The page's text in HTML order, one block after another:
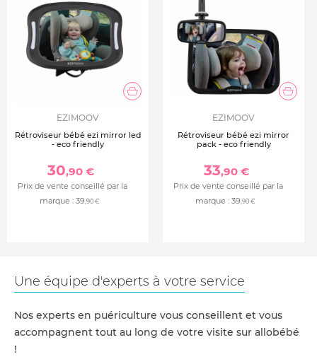
Durable et écologique
Soumis à des tests de sécurité
EZIMOOV
Rétroviseur bébé ezi mirror led
- eco friendly
30,90 €
Prix de vente conseillé par la
marque : 39,90 €
EZIMOOV
Rétroviseur bébé ezi mirror
pack - eco friendly
33,90 €
Prix de vente conseillé par la
marque : 39,90 €
Une équipe d'experts à votre service
Nos experts en puériculture vous conseillent et vous
accompagnent tout au long de votre visite sur allobébé
!